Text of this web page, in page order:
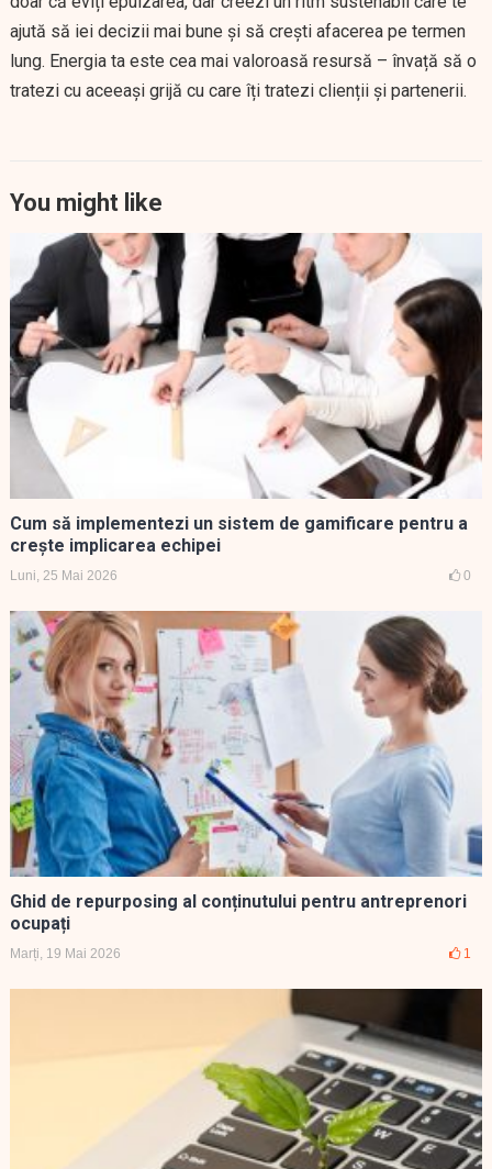
ajută să iei decizii mai bune și să crești afacerea pe termen
lung. Energia ta este cea mai valoroasă resursă – învață să o
tratezi cu aceeași grijă cu care îți tratezi clienții și partenerii.
You might like
Cum să implementezi un sistem de gamificare pentru a
crește implicarea echipei
Luni, 25 Mai 2026 0
Ghid de repurposing al conținutului pentru antreprenori
ocupați
Marți, 19 Mai 2026 1